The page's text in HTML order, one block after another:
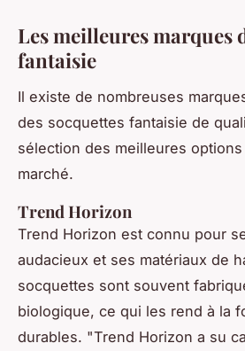
Les meilleures marques
fantaisie
Il existe de nombreuses
des socquettes fantaisie de
sélection des meilleures
marché.
Trend Horizon
Trend Horizon est connu pour
audacieux et ses matériaux de
socquettes sont souvent
biologique, ce qui les rend à la
durables. "Trend Horizon a su